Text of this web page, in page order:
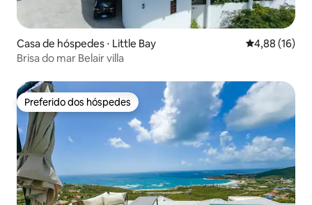
Casa de hóspedes ⋅ Little Bay 4,88 de uma
4,88 (16)
Brisa do mar Belair villa
Preferido dos hóspedes
Preferido dos hóspedes